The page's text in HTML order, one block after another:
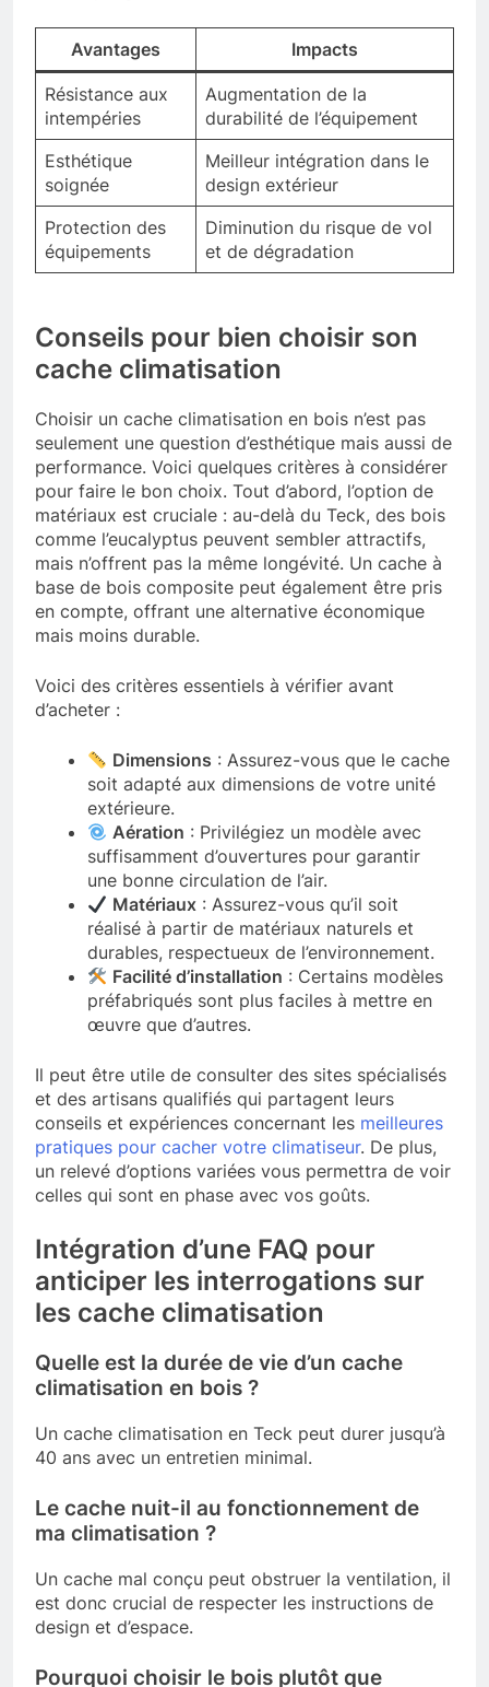
Avantages Impacts
Résistance aux
intempéries
Augmentation de la
durabilité de l’équipement
Esthétique
soignée
Meilleur intégration dans le
design extérieur
Protection des
équipements
Diminution du risque de vol
et de dégradation
Conseils pour bien choisir son
cache climatisation
Choisir un cache climatisation en bois n’est pas
seulement une question d’esthétique mais aussi de
performance. Voici quelques critères à considérer
pour faire le bon choix. Tout d’abord, l’option de
matériaux est cruciale : au-delà du Teck, des bois
comme l’eucalyptus peuvent sembler attractifs,
mais n’offrent pas la même longévité. Un cache à
base de bois composite peut également être pris
en compte, offrant une alternative économique
mais moins durable.
Voici des critères essentiels à vérifier avant
d’acheter :
Dimensions : Assurez-vous que le cache
soit adapté aux dimensions de votre unité
extérieure.
Aération : Privilégiez un modèle avec
suffisamment d’ouvertures pour garantir
une bonne circulation de l’air.
Matériaux : Assurez-vous qu’il soit
réalisé à partir de matériaux naturels et
durables, respectueux de l’environnement.
Facilité d’installation : Certains modèles
préfabriqués sont plus faciles à mettre en
œuvre que d’autres.
Il peut être utile de consulter des sites spécialisés
et des artisans qualifiés qui partagent leurs
conseils et expériences concernant les meilleures
pratiques pour cacher votre climatiseur. De plus,
un relevé d’options variées vous permettra de voir
celles qui sont en phase avec vos goûts.
Intégration d’une FAQ pour
anticiper les interrogations sur
les cache climatisation
Quelle est la durée de vie d’un cache
climatisation en bois ?
Un cache climatisation en Teck peut durer jusqu’à
40 ans avec un entretien minimal.
Le cache nuit-il au fonctionnement de
ma climatisation ?
Un cache mal conçu peut obstruer la ventilation, il
est donc crucial de respecter les instructions de
design et d’espace.
Pourquoi choisir le bois plutôt que